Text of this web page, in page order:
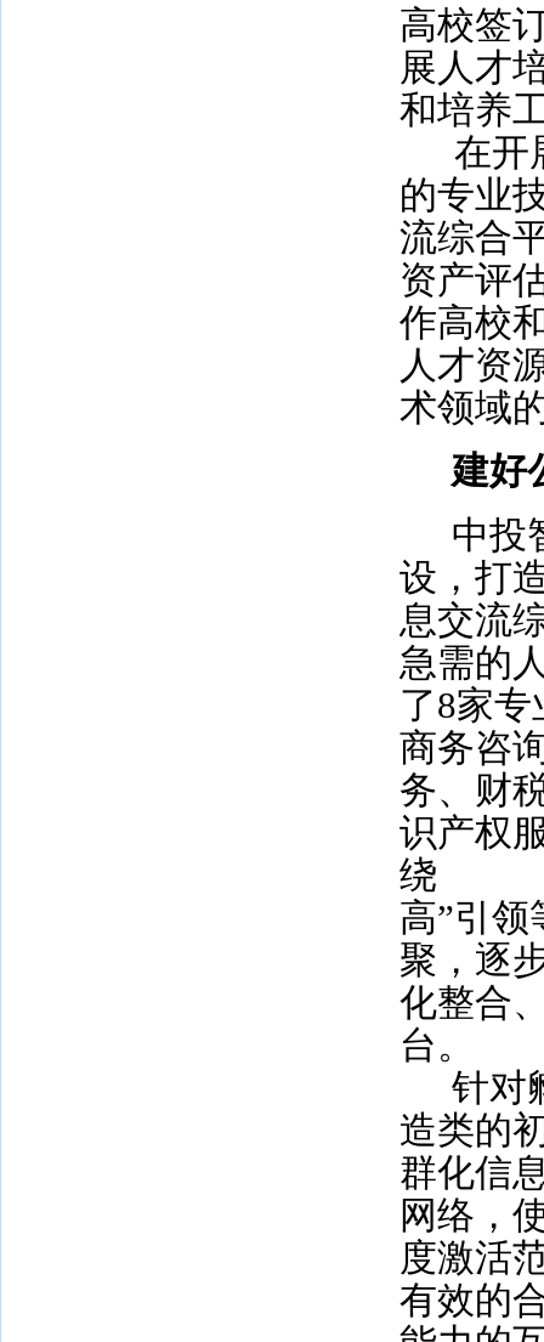
高校签
展人才
和培养
在开
的专业
流综合
资产评
作高校
人才资
术领域
建好
中投
设，打
息交流
急需的
了8家专
商务咨
务、财
识产权
绕
高”引
聚，逐
化整合
台。
针对
造类的
群化信
网络，
度激活
有效的